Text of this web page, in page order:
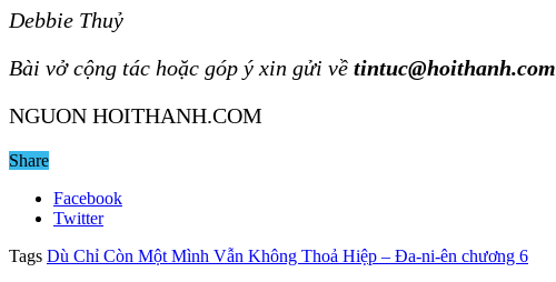
Debbie Thuỷ
Bài vở cộng tác hoặc góp ý xin gửi về tintuc@hoithanh.com
NGUON HOITHANH.COM
Share
Facebook
Twitter
Tags Dù Chỉ Còn Một Mình Vẫn Không Thoả Hiệp – Đa-ni-ên chương 6